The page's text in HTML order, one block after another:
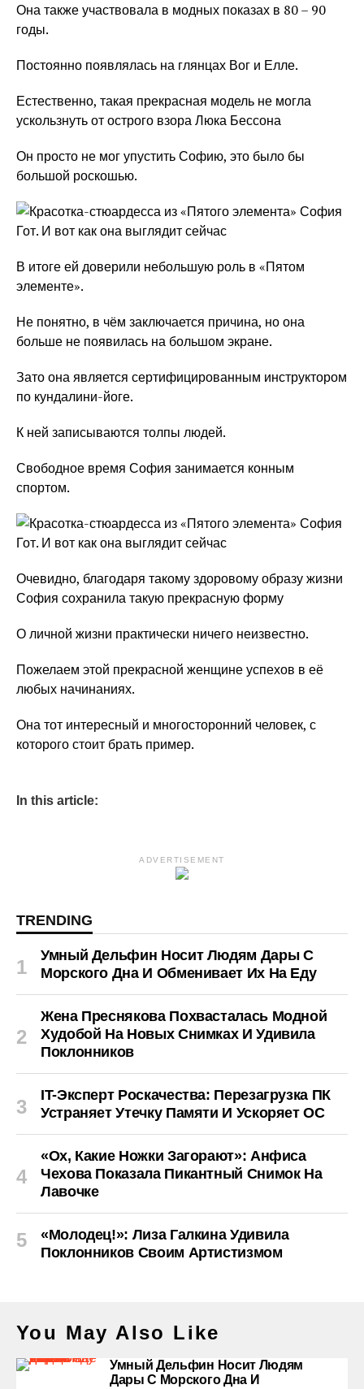
Она также участвовала в модных показах в 80 – 90
годы.
Постоянно появлялась на глянцах Вог и Елле.
Естественно, такая прекрасная модель не могла
ускользнуть от острого взора Люка Бессона
Он просто не мог упустить Софию, это было бы
большой роскошью.
В итоге ей доверили небольшую роль в «Пятом
элементе».
Не понятно, в чём заключается причина, но она
больше не появилась на большом экране.
Зато она является сертифицированным инструктором
по кундалини-йоге.
К ней записываются толпы людей.
Свободное время София занимается конным
спортом.
Очевидно, благодаря такому здоровому образу жизни
София сохранила такую прекрасную форму
О личной жизни практически ничего неизвестно.
Пожелаем этой прекрасной женщине успехов в её
любых начинаниях.
Она тот интересный и многосторонний человек, с
которого стоит брать пример.
In this article:
ADVERTISEMENT
TRENDING
Умный Дельфин Носит Людям Дары С
Морского Дна И Обменивает Их На Еду
Жена Преснякова Похвасталась Модной
Худобой На Новых Снимках И Удивила
Поклонников
IT-Эксперт Роскачества: Перезагрузка ПК
Устраняет Утечку Памяти И Ускоряет ОС
«Ох, Какие Ножки Загорают»: Анфиса
Чехова Показала Пикантный Снимок На
Лавочке
«Молодец!»: Лиза Галкина Удивила
Поклонников Своим Артистизмом
You May Also Like
Умный Дельфин Носит Людям
Дары С Морского Дна И